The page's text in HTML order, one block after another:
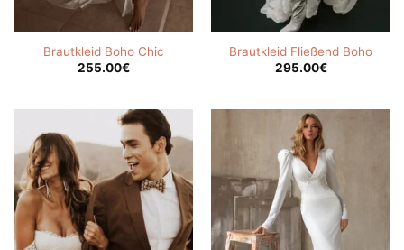
Brautkleid Boho Chic
255.00€
Brautkleid Fließend Boho
295.00€